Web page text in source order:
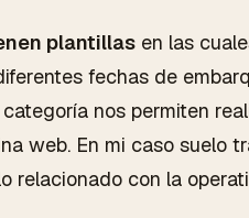
plantillas en las
fechas de
nos permiten
web. En mi caso suelo
relacionado con la